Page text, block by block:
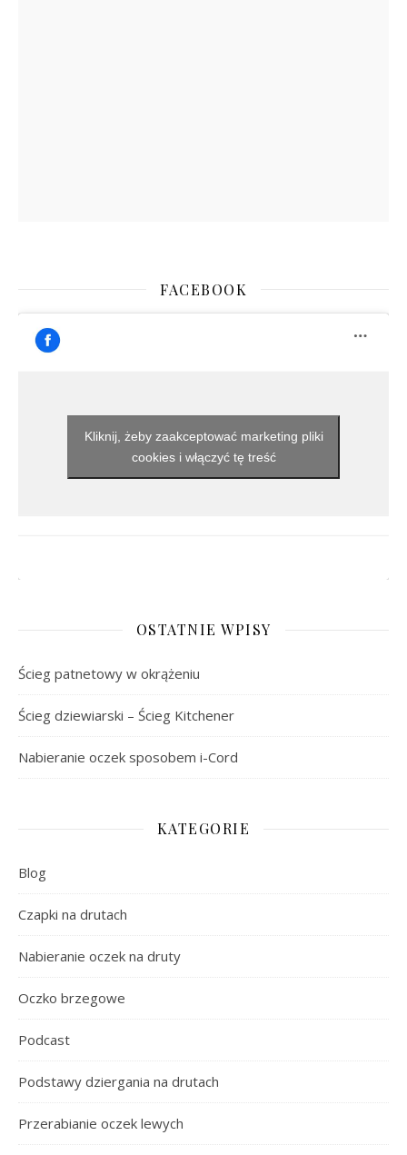
FACEBOOK
Kliknij, żeby zaakceptować marketing pliki
cookies i włączyć tę treść
OSTATNIE WPISY
Ścieg patnetowy w okrążeniu
Ścieg dziewiarski – Ścieg Kitchener
Nabieranie oczek sposobem i-Cord
KATEGORIE
Blog
Czapki na drutach
Nabieranie oczek na druty
Oczko brzegowe
Podcast
Podstawy dziergania na drutach
Przerabianie oczek lewych